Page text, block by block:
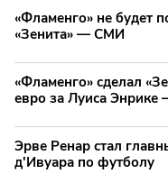
«Фламенго» не будет
«Зенита» — СМИ
«Фламенго» сделал
евро за Луиса
Эрве Ренар стал
д'Ивуара по футболу